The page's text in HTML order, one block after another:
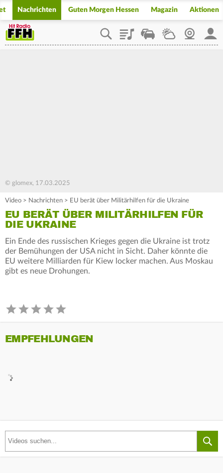
Nachrichten Guten Morgen Hessen Magazin Aktionen
PlaylistStaupilotWetterWebcam
© glomex, 17.03.2025
Video > Nachrichten > EU berät über Militärhilfen für die Ukraine
EU BERÄT ÜBER MILITÄRHILFEN FÜR
DIE UKRAINE
Ein Ende des russischen Krieges gegen die Ukraine ist trotz
der Bemühungen der USA nicht in Sicht. Daher könnte die
EU weitere Milliarden für Kiew locker machen. Aus Moskau
gibt es neue Drohungen.
EMPFEHLUNGEN